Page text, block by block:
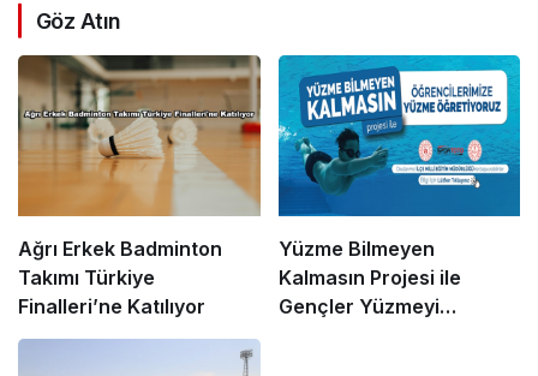
Göz Atın
Ağrı Erkek Badminton
Takımı Türkiye
Finalleri’ne Katılıyor
Yüzme Bilmeyen
Kalmasın Projesi ile
Gençler Yüzmeyi